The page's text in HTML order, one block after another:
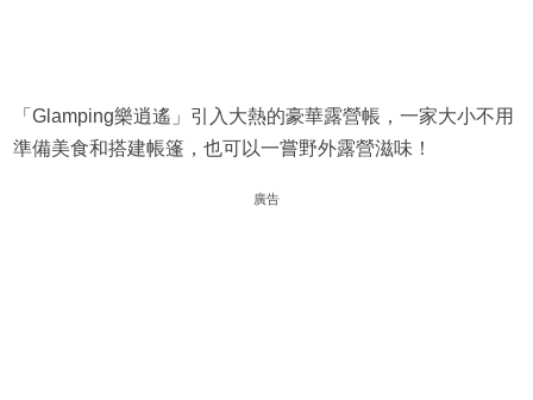
「Glamping樂逍遙」引入大熱的豪華露營帳，一家大小不用
準備美食和搭建帳篷，也可以一嘗野外露營滋味！
廣告